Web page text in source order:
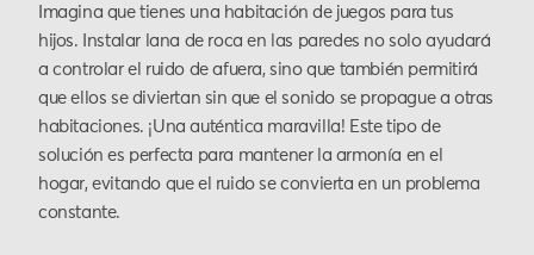
Imagina que tienes una habitación de juegos para tus
hijos. Instalar lana de roca en las paredes no solo ayudará
a controlar el ruido de afuera, sino que también permitirá
que ellos se diviertan sin que el sonido se propague a otras
habitaciones. ¡Una auténtica maravilla! Este tipo de
solución es perfecta para mantener la armonía en el
hogar, evitando que el ruido se convierta en un problema
constante.